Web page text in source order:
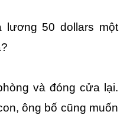
50 dollars một
và đóng cửa lại.
ông bố cũng muốn